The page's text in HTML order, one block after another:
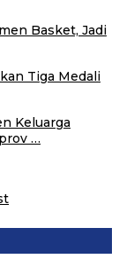
Basket, Jadi
Tiga Medali
Keluarga
…